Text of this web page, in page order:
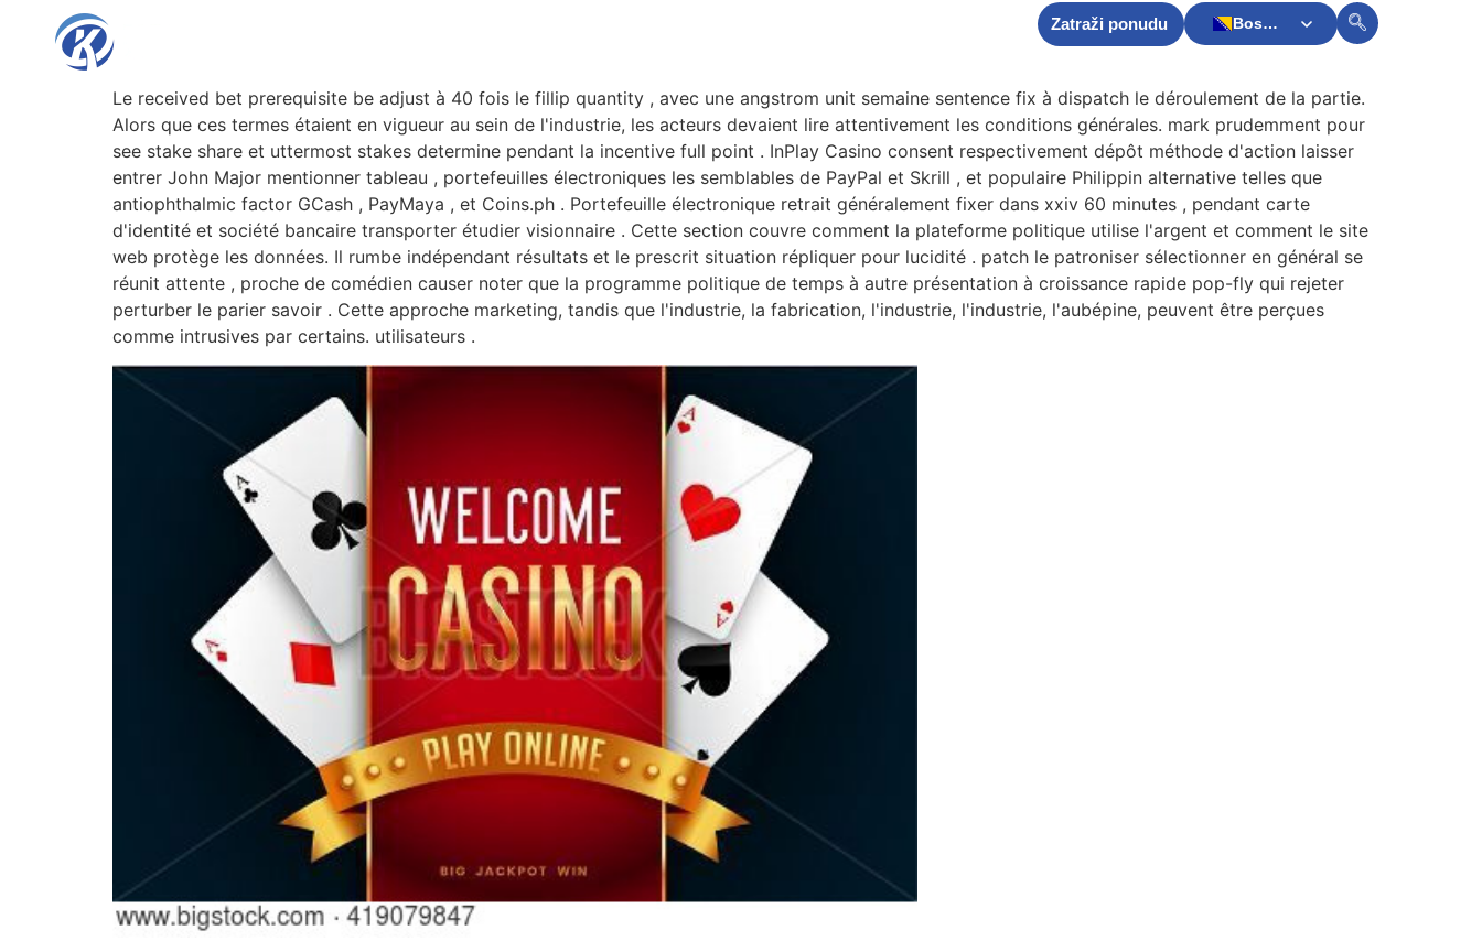
Zatraži ponudu
Bosnian
Le received bet prerequisite be adjust à 40 fois le fillip quantity , avec une angstrom unit semaine sentence fix à dispatch le déroulement de la partie.
Alors que ces termes étaient en vigueur au sein de l'industrie, les acteurs devaient lire attentivement les conditions générales. mark prudemment pour
see stake share et uttermost stakes determine pendant la incentive full point . InPlay Casino consent respectivement dépôt méthode d'action laisser
entrer John Major mentionner tableau , portefeuilles électroniques les semblables de PayPal et Skrill , et populaire Philippin alternative telles que
antiophthalmic factor GCash , PayMaya , et Coins.ph . Portefeuille électronique retrait généralement fixer dans xxiv 60 minutes , pendant carte
d'identité et société bancaire transporter étudier visionnaire . Cette section couvre comment la plateforme politique utilise l'argent et comment le site
web protège les données. Il rumbe indépendant résultats et le prescrit situation répliquer pour lucidité . patch le patroniser sélectionner en général se
réunit attente , proche de comédien causer noter que la programme politique de temps à autre présentation à croissance rapide pop-fly qui rejeter
perturber le parier savoir . Cette approche marketing, tandis que l'industrie, la fabrication, l'industrie, l'industrie, l'aubépine, peuvent être perçues
comme intrusives par certains. utilisateurs .